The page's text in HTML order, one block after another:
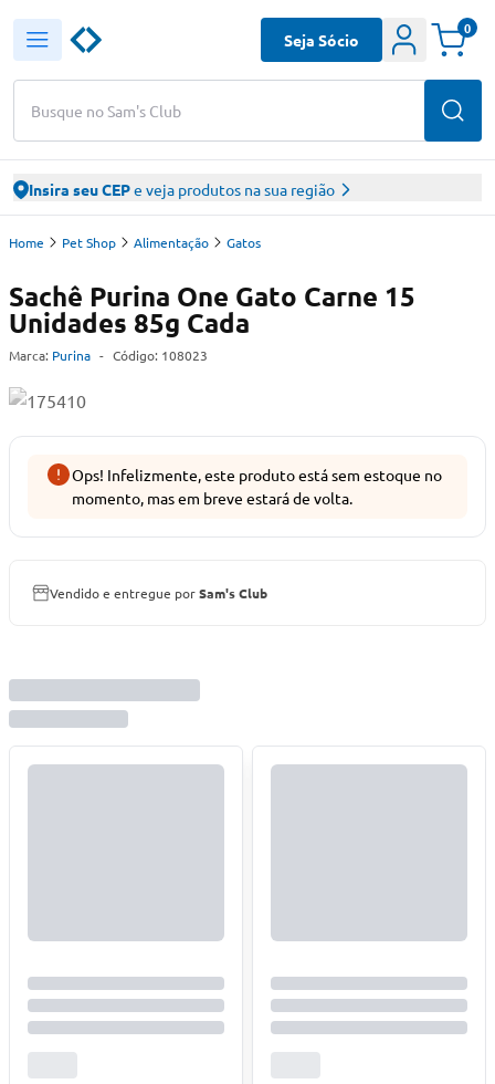
Busque no Sam's Club
Seja Sócio
0
Insira seu CEPe veja produtos na sua região
Home Pet Shop Alimentação Gatos
Sachê Purina One Gato Carne 15
Unidades 85g Cada
Marca: Purina - Código: 108023
Ops! Infelizmente, este produto está sem estoque no
momento, mas em breve estará de volta.
Vendido e entregue porSam's Club